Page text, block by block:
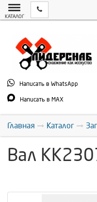
КАТАЛОГ
Написать в WhatsApp
Написать в MAX
Главная Каталог
Вал